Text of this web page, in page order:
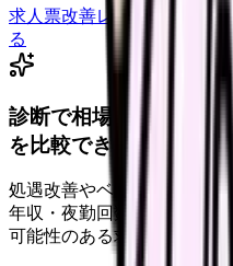
求人票改善レビューの見積
る
診断で相場より低いと
を比較できます。
処遇改善やベースアップは
年収・夜勤回数・希望条件
可能性のある求人を相談で